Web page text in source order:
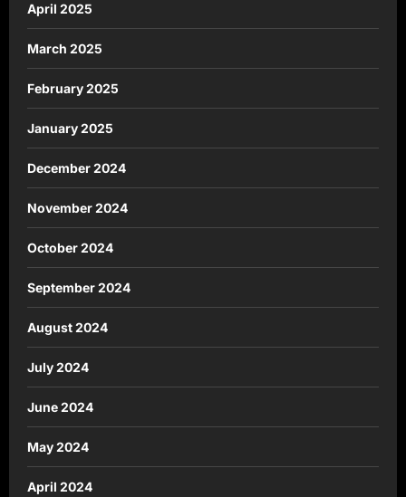
April 2025
March 2025
February 2025
January 2025
December 2024
November 2024
October 2024
September 2024
August 2024
July 2024
June 2024
May 2024
April 2024